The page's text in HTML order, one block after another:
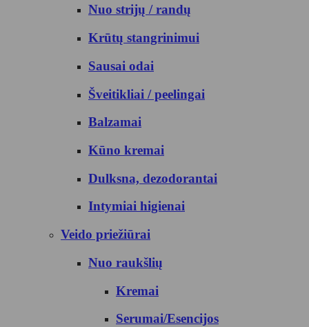
Nuo strijų / randų
Krūtų stangrinimui
Sausai odai
Šveitikliai / peelingai
Balzamai
Kūno kremai
Dulksna, dezodorantai
Intymiai higienai
Veido priežiūrai
Nuo raukšlių
Kremai
Serumai/Esencijos